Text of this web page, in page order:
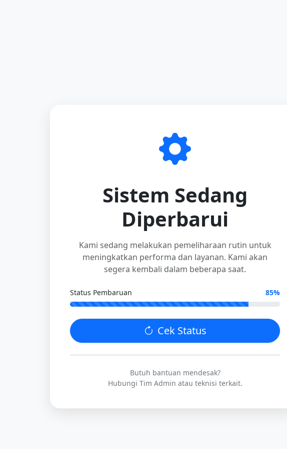
Sistem Sedang
Diperbarui
Kami sedang melakukan pemeliharaan rutin untuk
meningkatkan performa dan layanan. Kami akan
segera kembali dalam beberapa saat.
Status Pembaruan 85%
Cek Status
Butuh bantuan mendesak?
Hubungi Tim Admin atau teknisi terkait.